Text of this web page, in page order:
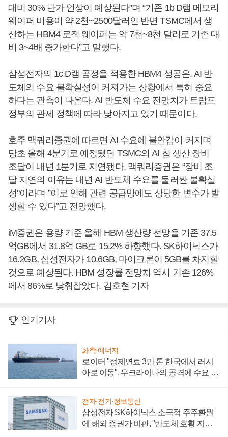
대비 30% 단가 인상이 예상된다”며 “기존 1b D램 메모리
웨이퍼 비용이 약 2천~2500달러인 반면 TSMC에서 생
산하는 HBM4 로직 웨이퍼는 약 7천~8천 달러로 기존 대
비 3~4배 증가한다”고 말했다.
삼성전자의 1c D램 공정을 적용한 HBM4 성공은, AI 반
도체의 수요 불확실성이 커져가는 상황에서 특히 중요
하다는 관측이 나온다. AI 반도체 수요 전망치가 트럼프
정부의 관세 정책에 따라 낮아지고 있기 때문이다.
호주 맥쿼리증권에 따르면 AI 수요에 불안감이 커지며
당초 올해 4분기로 예정됐던 TSMC의 AI 칩 생산 장비
조달이 내년 1분기로 지연됐다. 맥쿼리증권은 “장비 조
달 지연의 이유는 내년 AI 반도체 수요를 둘러싼 불확실
성"이라며 ”이로 인해 관련 공급망에도 상당한 변수가 발
생할 수 있다”고 전망했다.
iM증권은 용량 기준 올해 HBM 생산량 전망을 기존 37.5
억GB에서 31.8억 GB로 15.2% 하향했다. SK하이닉스가
16.2GB, 삼성전자가 10.6GB, 마이크론이 5GB를 차지할
것으로 예상된다. HBM 성장률 전망치 역시 기존 126%
에서 86%로 낮춰잡았다. 김호현 기자
인기기사
화학·에너지
로이터 "정제연료 3만 톤 한국에서 러시
아로 이동", 우크라이나의 공격에 수요 늘
전자·전기·정보통신
삼성전자 SK하이닉스 소극적 주주환원
에 해외 증권가 비판, "반도체 호황 지속